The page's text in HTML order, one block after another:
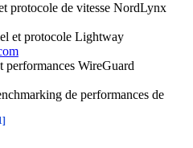
protocole de vitesse NordLynx
et protocole Lightway
WireGuard
de performances de